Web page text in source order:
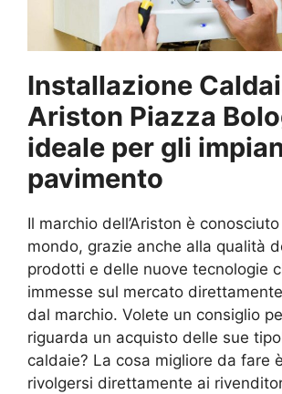
Installazione
Ariston Piazza
ideale per gli
pavimento
Il marchio dell’Ariston è
mondo, grazie anche alla qualità
prodotti e delle nuove tecnologie
immesse sul mercato
dal marchio. Volete un consiglio
riguarda un acquisto delle sue
caldaie? La cosa migliore da fare
rivolgersi direttamente ai